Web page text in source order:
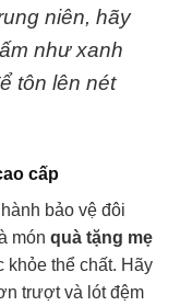
niên, hãy
như xanh
tôn lên nét
cấp
bảo vệ đôi
món quà tặng mẹ
khỏe thể chất. Hãy
trượt và lót đệm